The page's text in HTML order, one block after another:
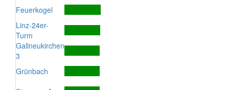
Feuerkogel
Linz-24er-
Turm
Gallneukirchen
3
Grünbach